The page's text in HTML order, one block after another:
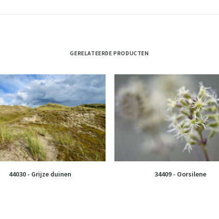
GERELATEERDE PRODUCTEN
44030 - Grijze duinen 34409 - Oorsilene